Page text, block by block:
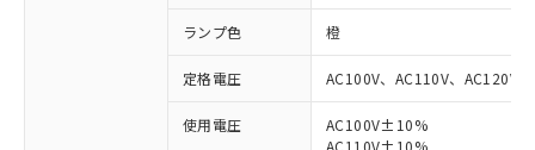
ランプ色 橙
定格電圧 AC100V、AC110V、AC120V
使用電圧
AC100V±10%
AC110V±10%